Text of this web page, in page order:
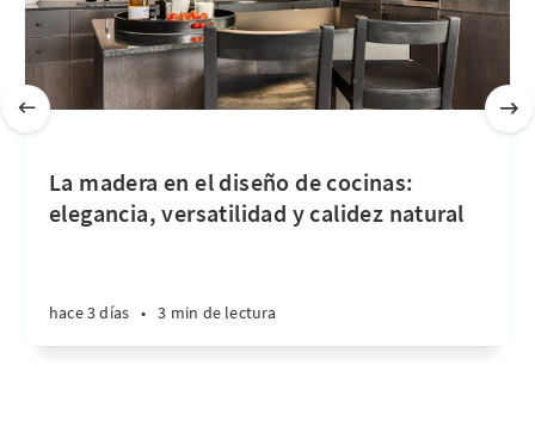
La madera en el diseño de cocinas:
elegancia, versatilidad y calidez natural
hace 3 días • 3 min de lectura